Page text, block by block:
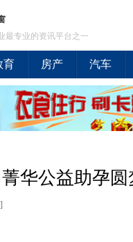
最专业的资讯平台之一
育 房产 汽车
华公益助孕圆
]